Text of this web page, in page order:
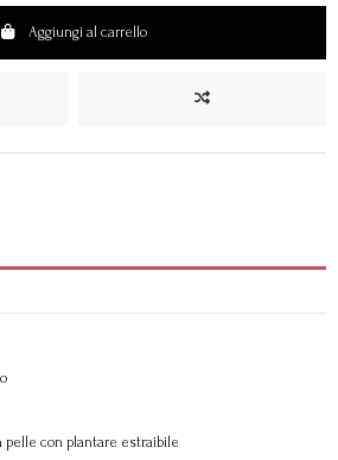
Aggiungi al carrello
con plantare estraibile